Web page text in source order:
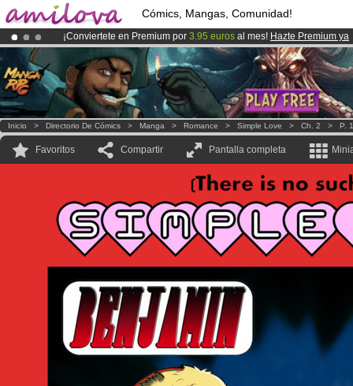
Cómics, Mangas, Comunidad!
¡Conviertete en Premium por 3.95 euros al mes! Hazte Premium ya
¡Ya tenemos 134393miembrosy 1208Cómics y Mangas!.
El Kickstarter Amilova está desormado lanzado!.
Inicio > Directorio De Cómics > Manga > Romance > Simple Love > Ch. 2 > P. 1
Favoritos Compartir Pantalla completa